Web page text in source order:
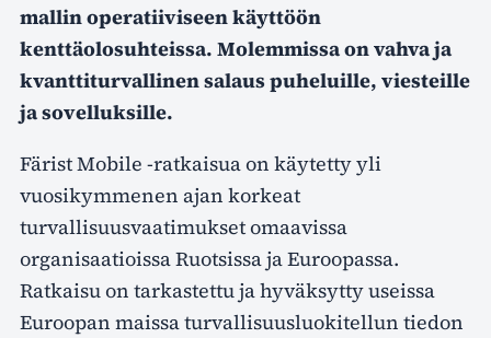
mallin operatiiviseen käyttöön
kenttäolosuhteissa. Molemmissa on vahva ja
kvanttiturvallinen salaus puheluille, viesteille
ja sovelluksille.
Färist Mobile -ratkaisua on käytetty yli
vuosikymmenen ajan korkeat
turvallisuusvaatimukset omaavissa
organisaatioissa Ruotsissa ja Euroopassa.
Ratkaisu on tarkastettu ja hyväksytty useissa
Euroopan maissa turvallisuusluokitellun tiedon